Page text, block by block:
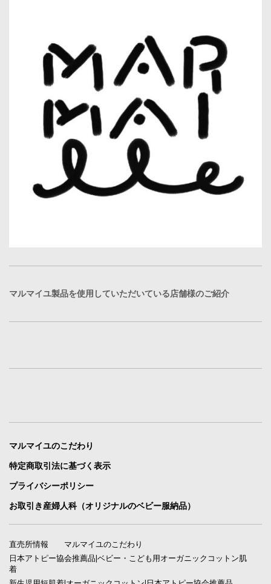
マルマイユ製品を使用していただいている店舗様のご紹介
マルマイユのこだわり
特定商取引法に基づく表示
プライバシーポリシー
お取引き産婦人科（オリジナルのベビー服納品）
直売所情報
マルマイユのこだわり
日本アトピー協会推薦品|ベビー・こども用オーガニックコットン肌
着